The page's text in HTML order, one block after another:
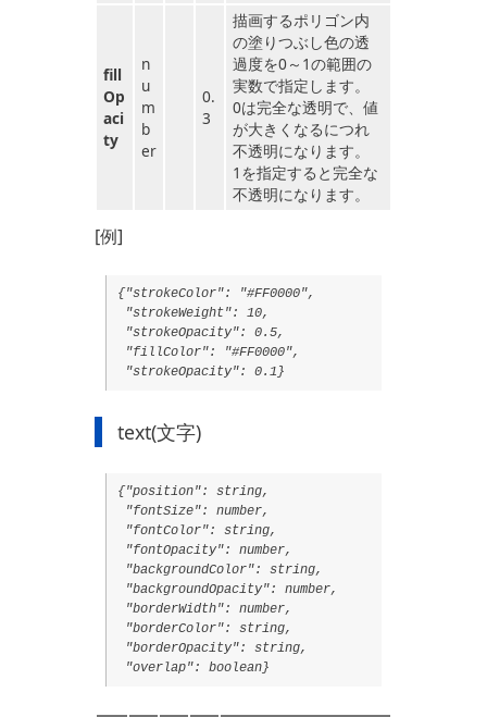
fill
Op
aci
ty
n
u
m
b
er
0.
3
描画するポリゴン内
の塗りつぶし色の透
過度を0～1の範囲の
実数で指定します。
0は完全な透明で、値
が大きくなるにつれ
不透明になります。
1を指定すると完全な
不透明になります。
[例]
{"strokeColor": "#FF0000",
"strokeWeight": 10,
"strokeOpacity": 0.5,
"fillColor": "#FF0000",
"strokeOpacity": 0.1}
text(文字)
{"position": string,
"fontSize": number,
"fontColor": string,
"fontOpacity": number,
"backgroundColor": string,
"backgroundOpacity": number,
"borderWidth": number,
"borderColor": string,
"borderOpacity": string,
"overlap": boolean}